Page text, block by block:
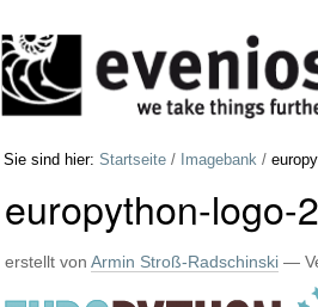
zum
Inhalt
Direkt
zur
Werkzeuge
Sie sind hier: Startseite / Imagebank /
europython-logo-
erstellt von Armin Stroß-Radschinski—